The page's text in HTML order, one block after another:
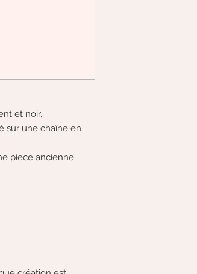
et noir,
sur une chaîne en
pièce ancienne